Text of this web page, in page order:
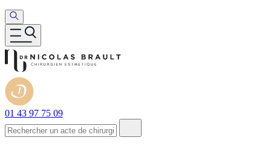
01 43 97 75 09